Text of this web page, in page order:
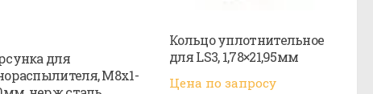
для
M8x1-
Кольцо уплотнительное
для LS3, 1,78×21,95мм
Цена по запросу